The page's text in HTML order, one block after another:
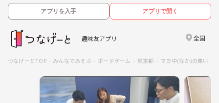
アプリを入手 アプリで開く
趣味友アプリ 全国
つなげーとTOP みんなであそぶ ボードゲーム 東京都 マヨ中(なか)の集い